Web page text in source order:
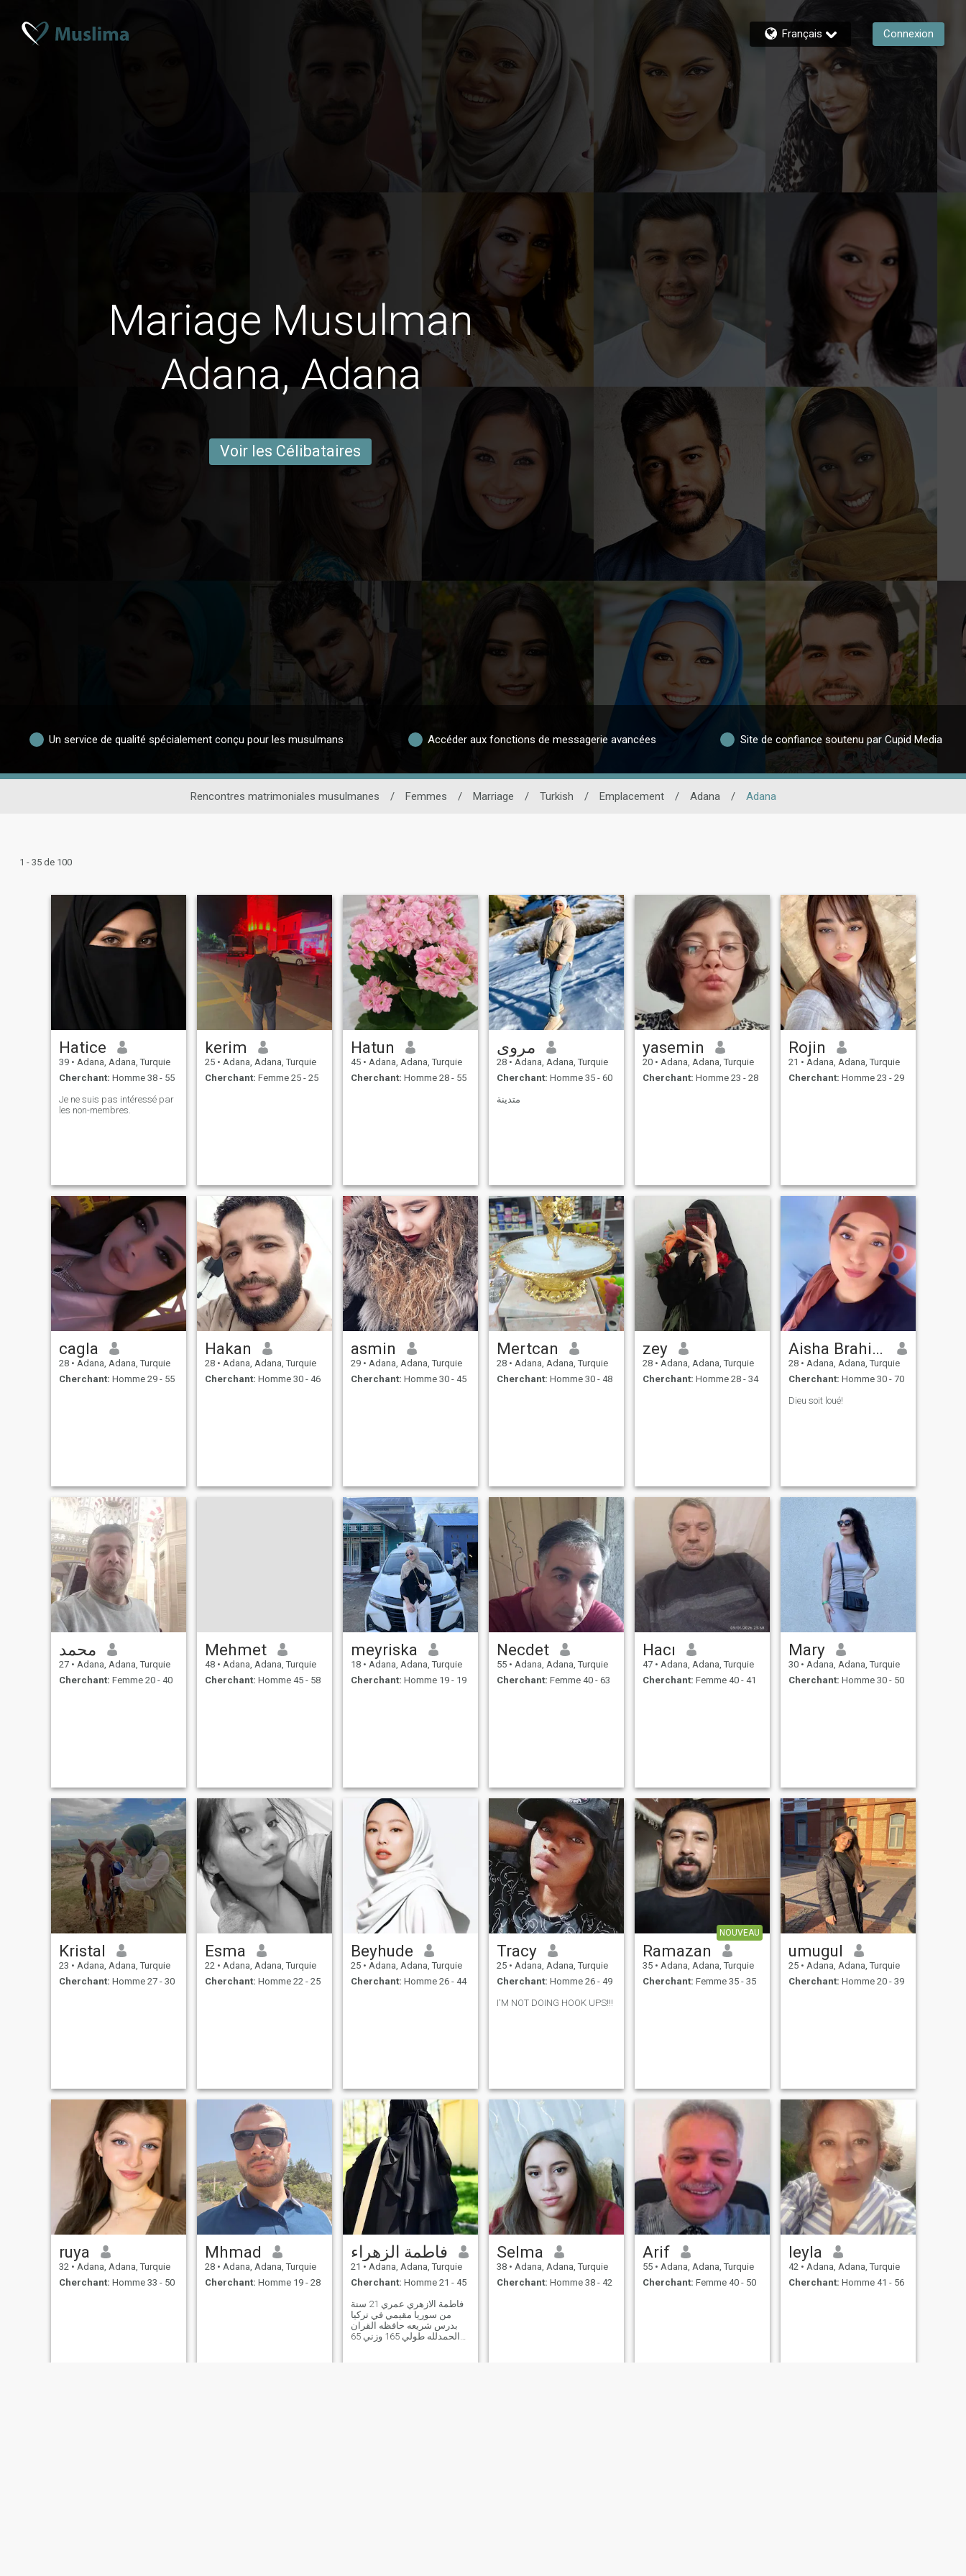
Français Connexion
Mariage Musulman
Adana, Adana
Voir les Célibataires
Un service de qualité spécialement conçu pour les musulmans Accéder aux fonctions de messagerie avancées Site de confiance soutenu par Cupid Media
Rencontres matrimoniales musulmanes / Femmes / Marriage / Turkish / Emplacement / Adana / Adana
1 - 35 de 100
Hatice
39 • Adana, Adana, Turquie
Cherchant: Homme 38 - 55
Je ne suis pas intéressé par
les non-membres.
kerim
25 • Adana, Adana, Turquie
Cherchant: Femme 25 - 25
Hatun
45 • Adana, Adana, Turquie
Cherchant: Homme 28 - 55
مروى
28 • Adana, Adana, Turquie
Cherchant: Homme 35 - 60
متدينة
yasemin
20 • Adana, Adana, Turquie
Cherchant: Homme 23 - 28
Rojin
21 • Adana, Adana, Turquie
Cherchant: Homme 23 - 29
cagla
28 • Adana, Adana, Turquie
Cherchant: Homme 29 - 55
Hakan
28 • Adana, Adana, Turquie
Cherchant: Homme 30 - 46
asmin
29 • Adana, Adana, Turquie
Cherchant: Homme 30 - 45
Mertcan
28 • Adana, Adana, Turquie
Cherchant: Homme 30 - 48
zey
28 • Adana, Adana, Turquie
Cherchant: Homme 28 - 34
Aisha Brahim
28 • Adana, Adana, Turquie
Cherchant: Homme 30 - 70
Dieu soit loué!
محمد
27 • Adana, Adana, Turquie
Cherchant: Femme 20 - 40
Mehmet
48 • Adana, Adana, Turquie
Cherchant: Homme 45 - 58
meyriska
18 • Adana, Adana, Turquie
Cherchant: Homme 19 - 19
Necdet
55 • Adana, Adana, Turquie
Cherchant: Femme 40 - 63
Hacı
47 • Adana, Adana, Turquie
Cherchant: Femme 40 - 41
Mary
30 • Adana, Adana, Turquie
Cherchant: Homme 30 - 50
Kristal
23 • Adana, Adana, Turquie
Cherchant: Homme 27 - 30
Esma
22 • Adana, Adana, Turquie
Cherchant: Homme 22 - 25
Beyhude
25 • Adana, Adana, Turquie
Cherchant: Homme 26 - 44
Tracy
25 • Adana, Adana, Turquie
Cherchant: Homme 26 - 49
I'M NOT DOING HOOK UPS!!!
NOUVEAU
Ramazan
35 • Adana, Adana, Turquie
Cherchant: Femme 35 - 35
umugul
25 • Adana, Adana, Turquie
Cherchant: Homme 20 - 39
ruya
32 • Adana, Adana, Turquie
Cherchant: Homme 33 - 50
Mhmad
28 • Adana, Adana, Turquie
Cherchant: Homme 19 - 28
فاطمة الزهراء
21 • Adana, Adana, Turquie
Cherchant: Homme 21 - 45
فاطمة الازهري عمري 21 سنة
من سوريا مقيمي في تركيا
بدرس شريعه حافظه القران
الحمدلله طولي 165 وزني 65
Selma
38 • Adana, Adana, Turquie
Cherchant: Homme 38 - 42
Arif
55 • Adana, Adana, Turquie
Cherchant: Femme 40 - 50
leyla
42 • Adana, Adana, Turquie
Cherchant: Homme 41 - 56